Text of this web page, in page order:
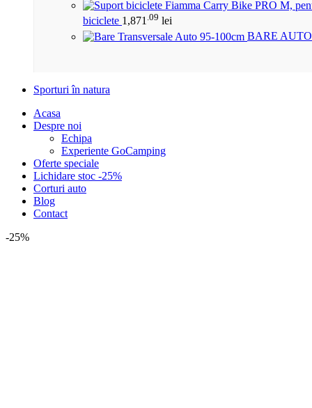
biciclete 1,871 .09 lei
BARE
Sporturi în natura
Acasa
Despre noi
Echipa
Experiente GoCamping
Oferte speciale
Lichidare stoc -25%
Corturi auto
Blog
Contact
-25%